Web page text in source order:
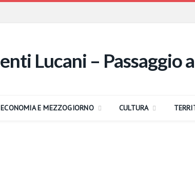
ECONOMIA E MEZZOGIORNO CULTURA